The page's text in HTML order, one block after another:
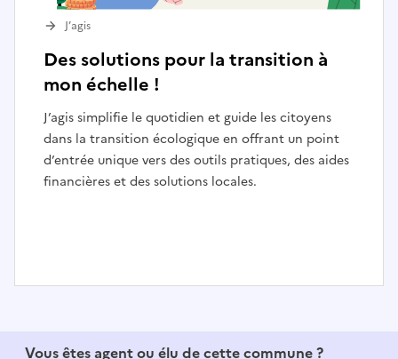
Des solutions pour la transition à
mon échelle !
J’agis simplifie le quotidien et guide les citoyens
dans la transition écologique en offrant un point
d’entrée unique vers des outils pratiques, des aides
financières et des solutions locales.
J’agis
Vous êtes agent ou élu de cette commune ?